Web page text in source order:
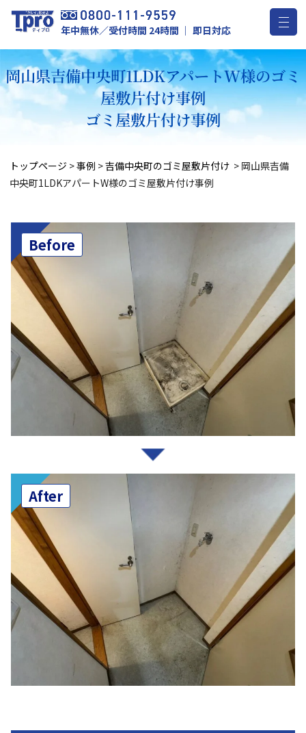
年中無休／受付時間 24時間 ｜ 即日対応
岡山県吉備中央町1LDKアパートW様のゴミ
屋敷片付け事例
ゴミ屋敷片付け事例
トップページ >事例 >吉備中央町のゴミ屋敷片付け > 岡山県吉備
中央町1LDKアパートW様のゴミ屋敷片付け事例
Before
After